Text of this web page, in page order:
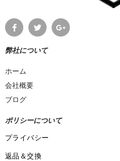
弊社について
ホーム
会社概要
ブログ
ポリシーについて
プライバシー
返品＆交換